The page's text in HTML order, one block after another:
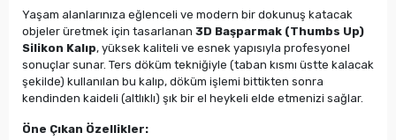
Yaşam alanlarınıza eğlenceli ve modern bir dokunuş katacak
objeler üretmek için tasarlanan 3D Başparmak (Thumbs Up)
Silikon Kalıp, yüksek kaliteli ve esnek yapısıyla profesyonel
sonuçlar sunar. Ters döküm tekniğiyle (taban kısmı üstte kalacak
şekilde) kullanılan bu kalıp, döküm işlemi bittikten sonra
kendinden kaideli (altlıklı) şık bir el heykeli elde etmenizi sağlar.
Öne Çıkan Özellikler: